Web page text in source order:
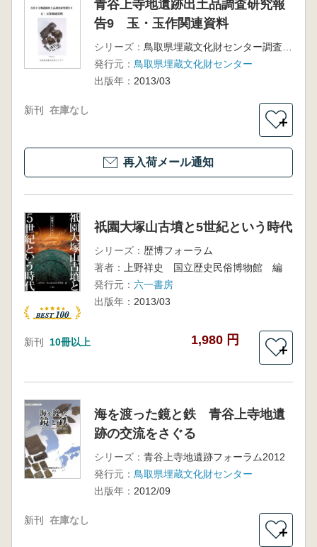
青谷上寺地遺跡出土品調査研究報
告9 玉・玉作関連資料
シリーズ：
鳥取県埋蔵文化財センター調査報告52
発行元： 鳥取県埋蔵文化財センター
出版年： 2013/03
新刊 在庫なし
＋
再入荷メール通知
祇園大塚山古墳と5世紀という時代
シリーズ： 歴博フォーラム
著者： 上野祥史 国立歴史民俗博物館 編
発行元： 六一書房
出版年： 2013/03
新刊 10冊以上 1,980 円
＋
海を渡った鏡と鉄 青谷上寺地遺
跡の交流をさぐる
シリーズ： 青谷上寺地遺跡フォーラム2012
発行元： 鳥取県埋蔵文化財センター
出版年： 2012/09
新刊 在庫なし
＋